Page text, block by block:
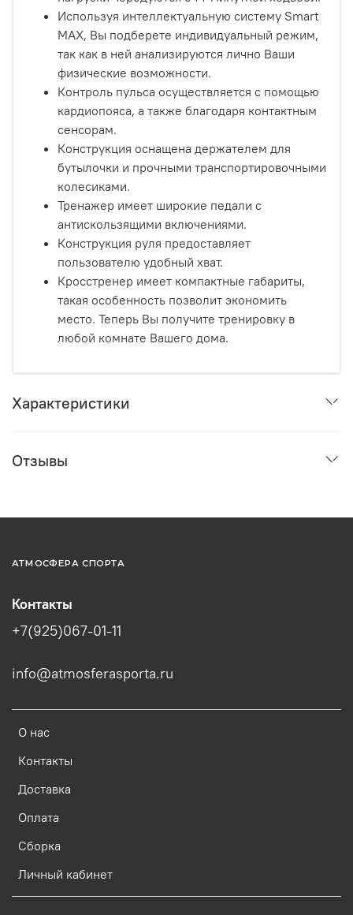
Используя интеллектуальную систему Smart
MAX, Вы подберете индивидуальный режим,
так как в ней анализируются лично Ваши
физические возможности.
Контроль пульса осуществляется с помощью
кардиопояса, а также благодаря контактным
сенсорам.
Конструкция оснащена держателем для
бутылочки и прочными транспортировочными
колесиками.
Тренажер имеет широкие педали с
антискользящими включениями.
Конструкция руля предоставляет
пользователю удобный хват.
Кросстренер имеет компактные габариты,
такая особенность позволит экономить
место. Теперь Вы получите тренировку в
любой комнате Вашего дома.
Характеристики
Отзывы
АТМОСФЕРА СПОРТА
О нас
Контакты
Доставка
Оплата
Сборка
Личный кабинет
Контакты
+7(925)067-01-11
info@atmosferasporta.ru